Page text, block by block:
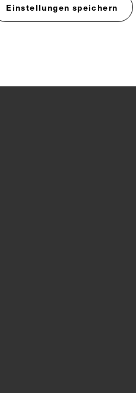
Einstellungen speichern